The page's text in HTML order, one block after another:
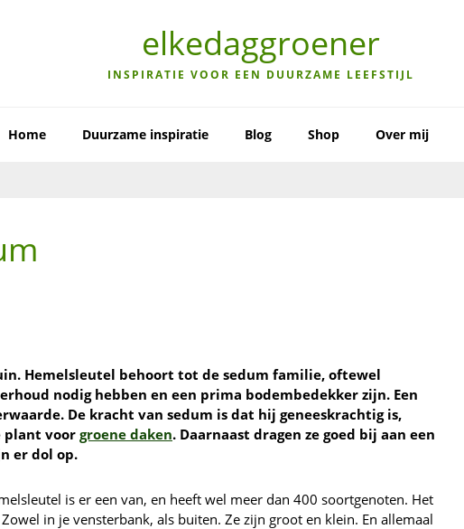
elkedaggroener
INSPIRATIE VOOR EEN DUURZAME LEEFSTIJL
Home Duurzame inspiratie Blog Shop Over mij
Hemelsleutel behoort tot de sedum familie, oftewel
nodig hebben en een prima bodembedekker zijn. Een
De kracht van sedum is dat hij geneeskrachtig is,
plant voor groene daken. Daarnaast dragen ze goed bij aan een
er dol op.
is er een van, en heeft wel meer dan 400 soortgenoten. Het
in je vensterbank, als buiten. Ze zijn groot en klein. En allemaal